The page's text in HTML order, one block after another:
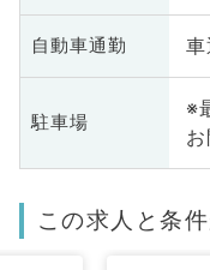
自動車通勤
駐車場
※
この求人と条